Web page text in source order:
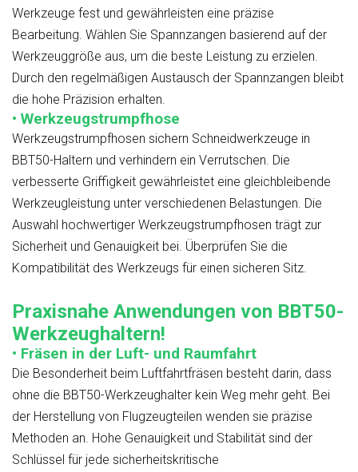
Werkzeuge fest und gewährleisten eine präzise
Bearbeitung. Wählen Sie Spannzangen basierend auf der
Werkzeuggröße aus, um die beste Leistung zu erzielen.
Durch den regelmäßigen Austausch der Spannzangen bleibt
die hohe Präzision erhalten.
• Werkzeugstrumpfhose
Werkzeugstrumpfhosen sichern Schneidwerkzeuge in
BBT50-Haltern und verhindern ein Verrutschen. Die
verbesserte Griffigkeit gewährleistet eine gleichbleibende
Werkzeugleistung unter verschiedenen Belastungen. Die
Auswahl hochwertiger Werkzeugstrumpfhosen trägt zur
Sicherheit und Genauigkeit bei. Überprüfen Sie die
Kompatibilität des Werkzeugs für einen sicheren Sitz.
Praxisnahe Anwendungen von BBT50-
Werkzeughaltern!
• Fräsen in der Luft- und Raumfahrt
Die Besonderheit beim Luftfahrtfräsen besteht darin, dass
ohne die BBT50-Werkzeughalter kein Weg mehr geht. Bei
der Herstellung von Flugzeugteilen wenden sie präzise
Methoden an. Hohe Genauigkeit und Stabilität sind der
Schlüssel für jede sicherheitskritische